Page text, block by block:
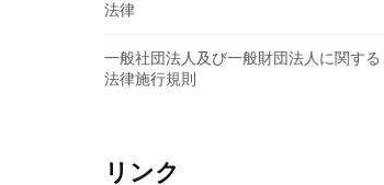
法律
一般社団法人及び一般財団法人に関する
法律施行規則
リンク